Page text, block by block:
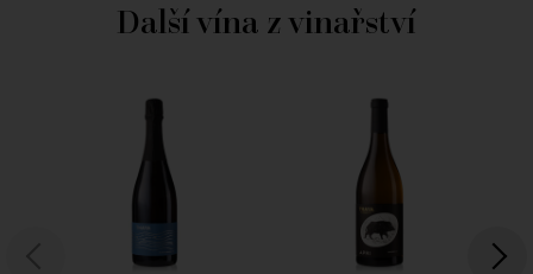
Další vína z vinařství